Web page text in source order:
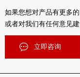
如果您想对产品有更多
或者对我们有任何意见
立即咨询